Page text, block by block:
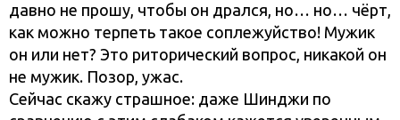
давно не прошу, чтобы он дрался, но… но… чёрт,
как можно терпеть такое соплежуйство! Мужик
он или нет? Это риторический вопрос, никакой он
не мужик. Позор, ужас.
Сейчас скажу страшное: даже Шинджи по